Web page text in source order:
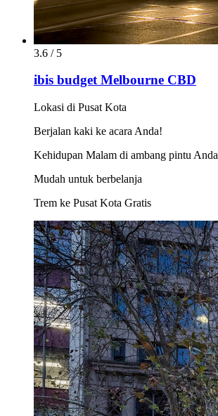
3.6 / 5
ibis budget Melbourne CBD
Lokasi di Pusat Kota
Berjalan kaki ke acara Anda!
Kehidupan Malam di ambang pintu Anda
Mudah untuk berbelanja
Trem ke Pusat Kota Gratis